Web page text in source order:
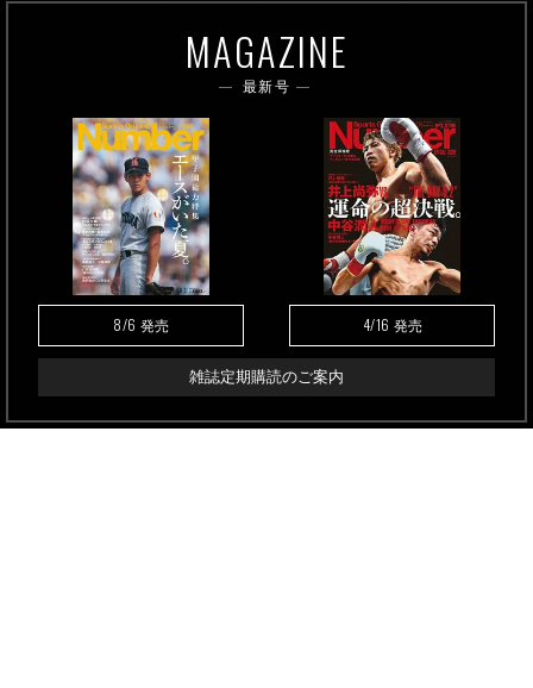
MAGAZINE
最新号
8/6 発売 4/16 発売
雑誌定期購読のご案内